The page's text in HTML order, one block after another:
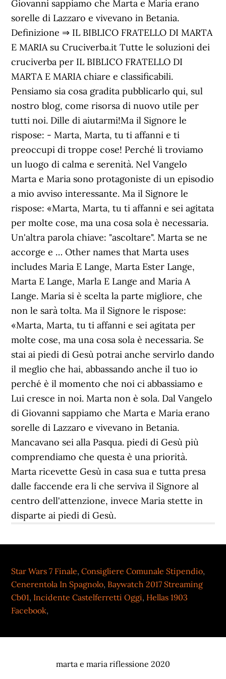
Star Wars 7 Finale,Consigliere Comunale Stipendio,
Cenerentola In Spagnolo, Baywatch 2017 Streaming
Cb01, Incidente Castelferretti Oggi, Hellas 1903
Facebook,
marta e maria riflessione 2020